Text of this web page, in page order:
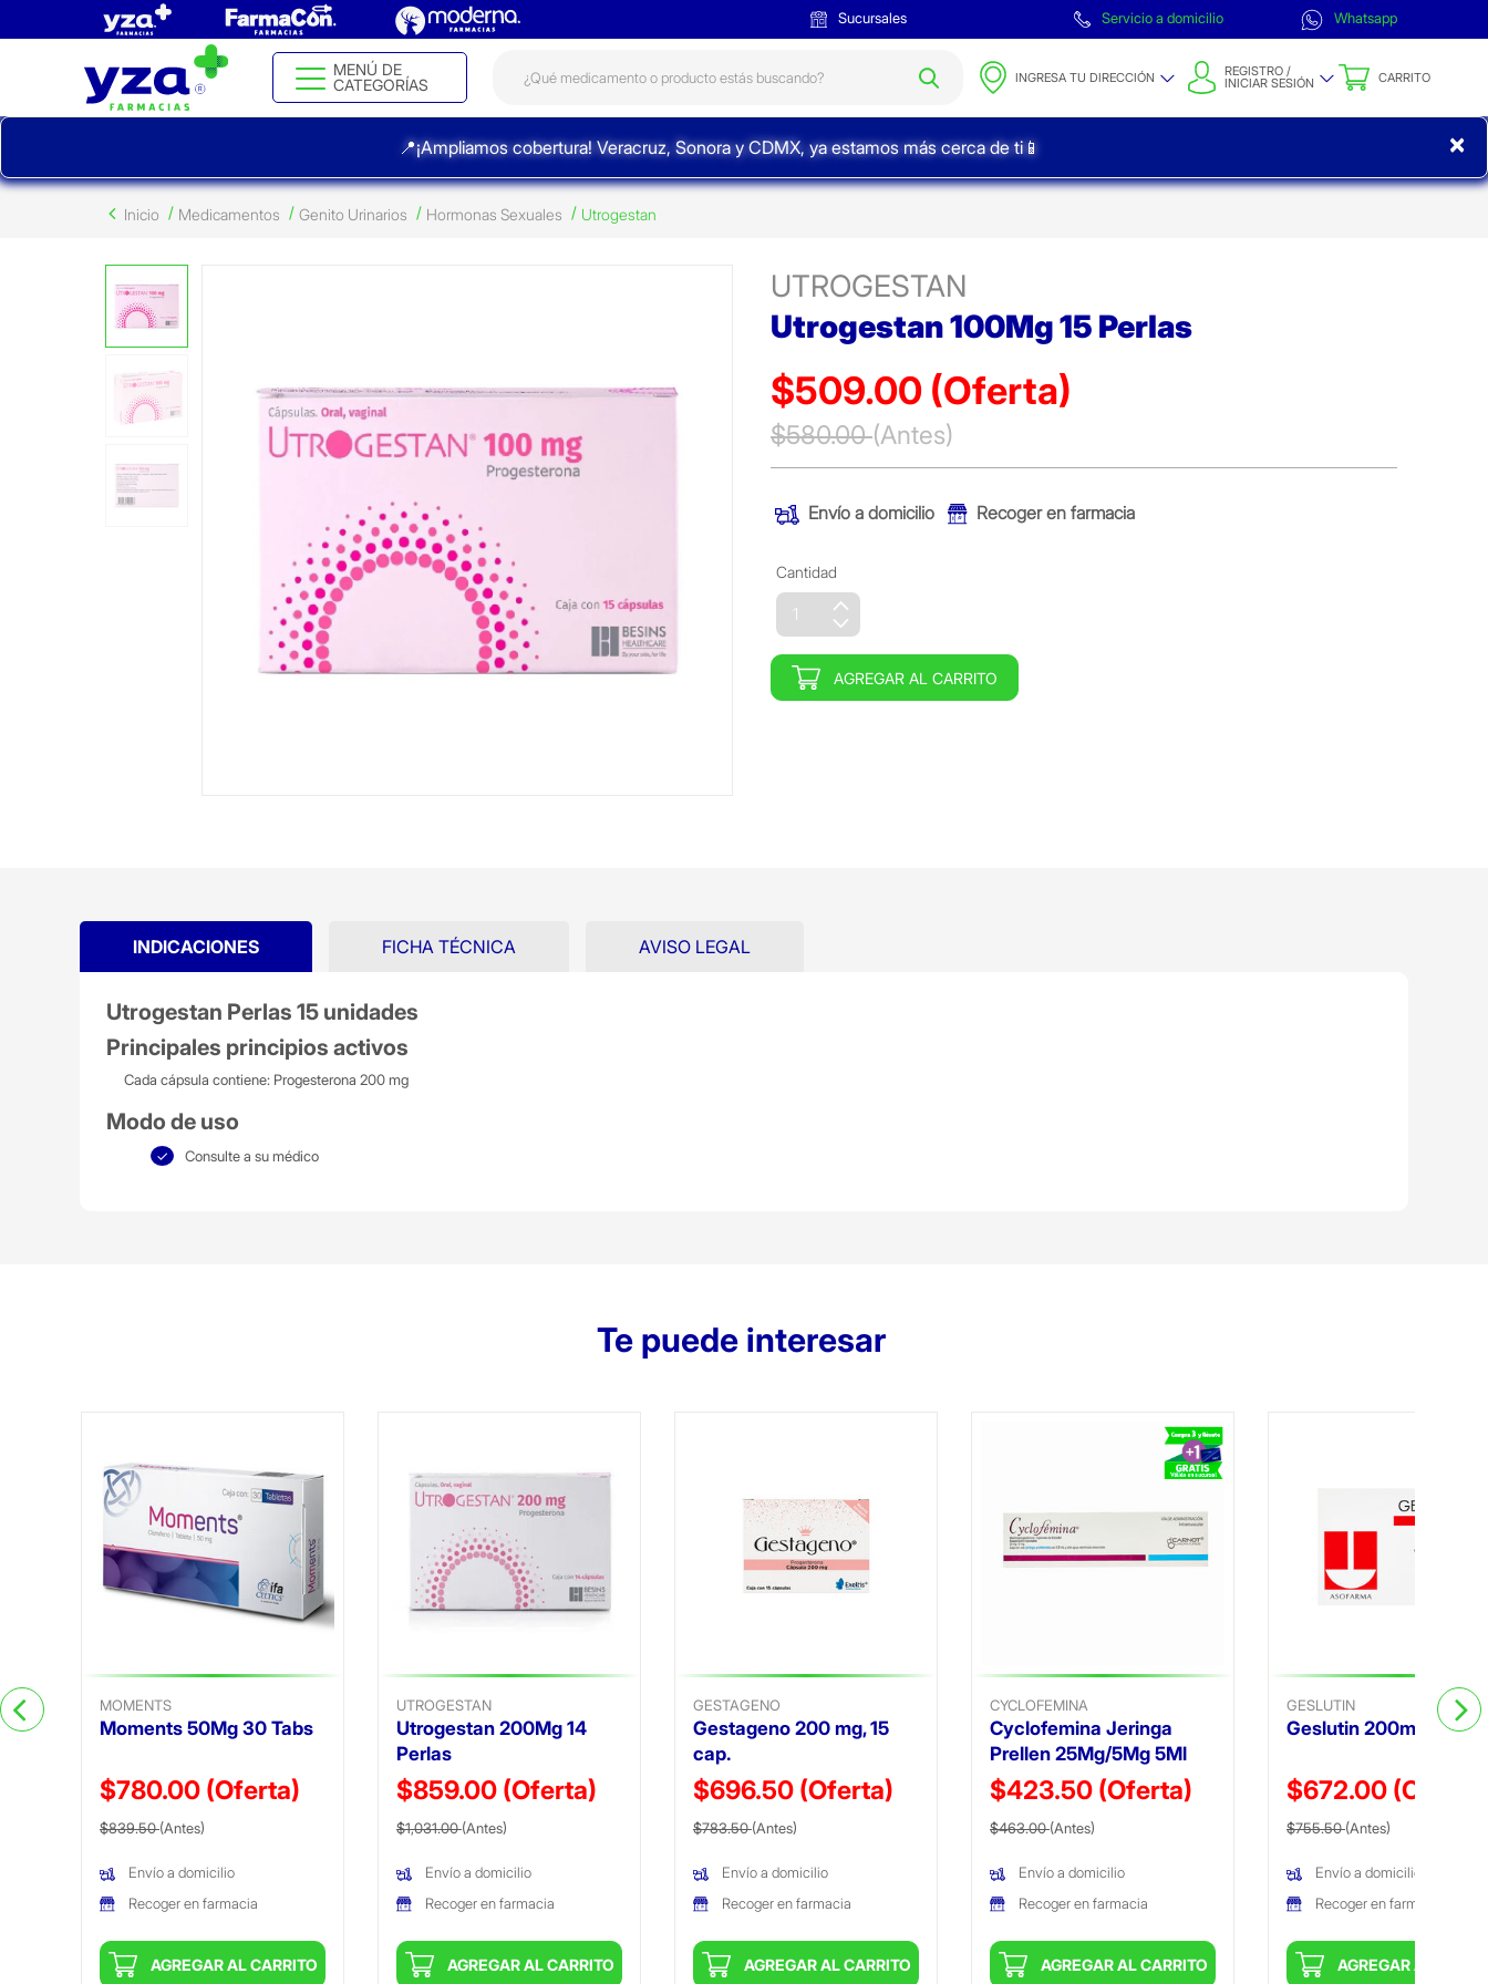
Sucursales Servicio a domicilio Whatsapp
MENÚ DE
CATEGORÍAS
INGRESA TU DIRECCIÓN REGISTRO /
INICIAR SESIÓN CARRITO
📍¡Ampliamos cobertura! Veracruz, Sonora y CDMX, ya estamos más cerca de ti📱 ×
Inicio Medicamentos Genito Urinarios Hormonas Sexuales Utrogestan
UTROGESTAN
Utrogestan 100Mg 15 Perlas
$509.00 (Oferta)
Precio reducido de
$580.00(Antes)
Envío a domicilio Recoger en farmacia
Cantidad
AGREGAR AL CARRITO
INDICACIONES
Utrogestan Perlas 15 unidades
Principales principios activos
Cada cápsula contiene: Progesterona 200 mg
Modo de uso
Consulte a su médico
FICHA TÉCNICA AVISO LEGAL
Te puede interesar
MOMENTS
Moments 50Mg 30 Tabs
$780.00 (Oferta)
Precio reducido de
$839.50(Antes)
Envío a domicilio
Recoger en farmacia
AGREGAR AL CARRITO
UTROGESTAN
Utrogestan 200Mg 14
Perlas
$859.00 (Oferta)
Precio reducido de
$1,031.00(Antes)
Envío a domicilio
Recoger en farmacia
AGREGAR AL CARRITO
GESTAGENO
Gestageno 200 mg, 15
cap.
$696.50 (Oferta)
Precio reducido de
$783.50(Antes)
Envío a domicilio
Recoger en farmacia
AGREGAR AL CARRITO
CYCLOFEMINA
Cyclofemina Jeringa
Prellen 25Mg/5Mg 5Ml
$423.50 (Oferta)
Precio reducido de
$463.00(Antes)
Envío a domicilio
Recoger en farmacia
AGREGAR AL CARRITO
GESLUTIN
Geslutin 200mg 15
$672.00 (Oferta)
Precio reducido de
$755.50(Antes)
Envío a domicilio
Recoger en farmacia
AGREGAR AL